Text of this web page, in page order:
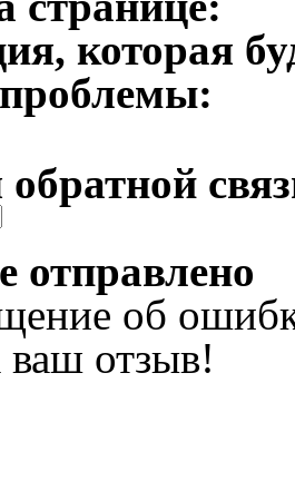
которая
отправлено
об
ваш отзыв!